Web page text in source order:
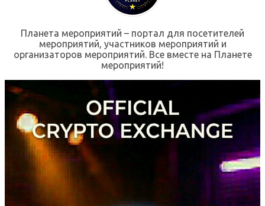
Планета мероприятий – портал для посетителей
мероприятий, участников мероприятий и
организаторов мероприятий. Все вместе на Планете
мероприятий!